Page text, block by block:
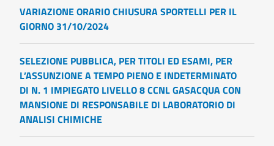
VARIAZIONE ORARIO CHIUSURA SPORTELLI PER IL
GIORNO 31/10/2024
SELEZIONE PUBBLICA, PER TITOLI ED ESAMI, PER
L’ASSUNZIONE A TEMPO PIENO E INDETERMINATO
DI N. 1 IMPIEGATO LIVELLO 8 CCNL GASACQUA CON
MANSIONE DI RESPONSABILE DI LABORATORIO DI
ANALISI CHIMICHE